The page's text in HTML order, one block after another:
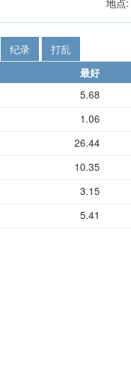
纪录
打乱
最好
5.68
1.06
26.44
10.35
3.15
5.41